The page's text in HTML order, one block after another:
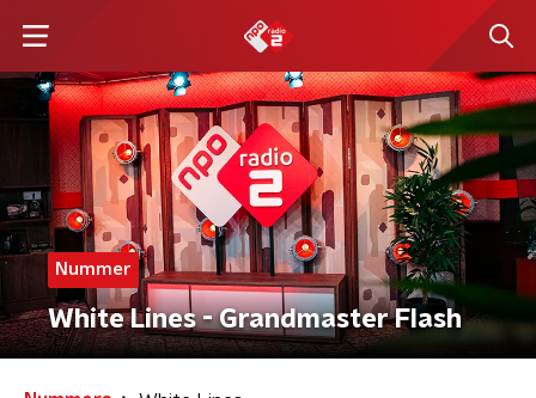
Nummer
White Lines - Grandmaster Flash